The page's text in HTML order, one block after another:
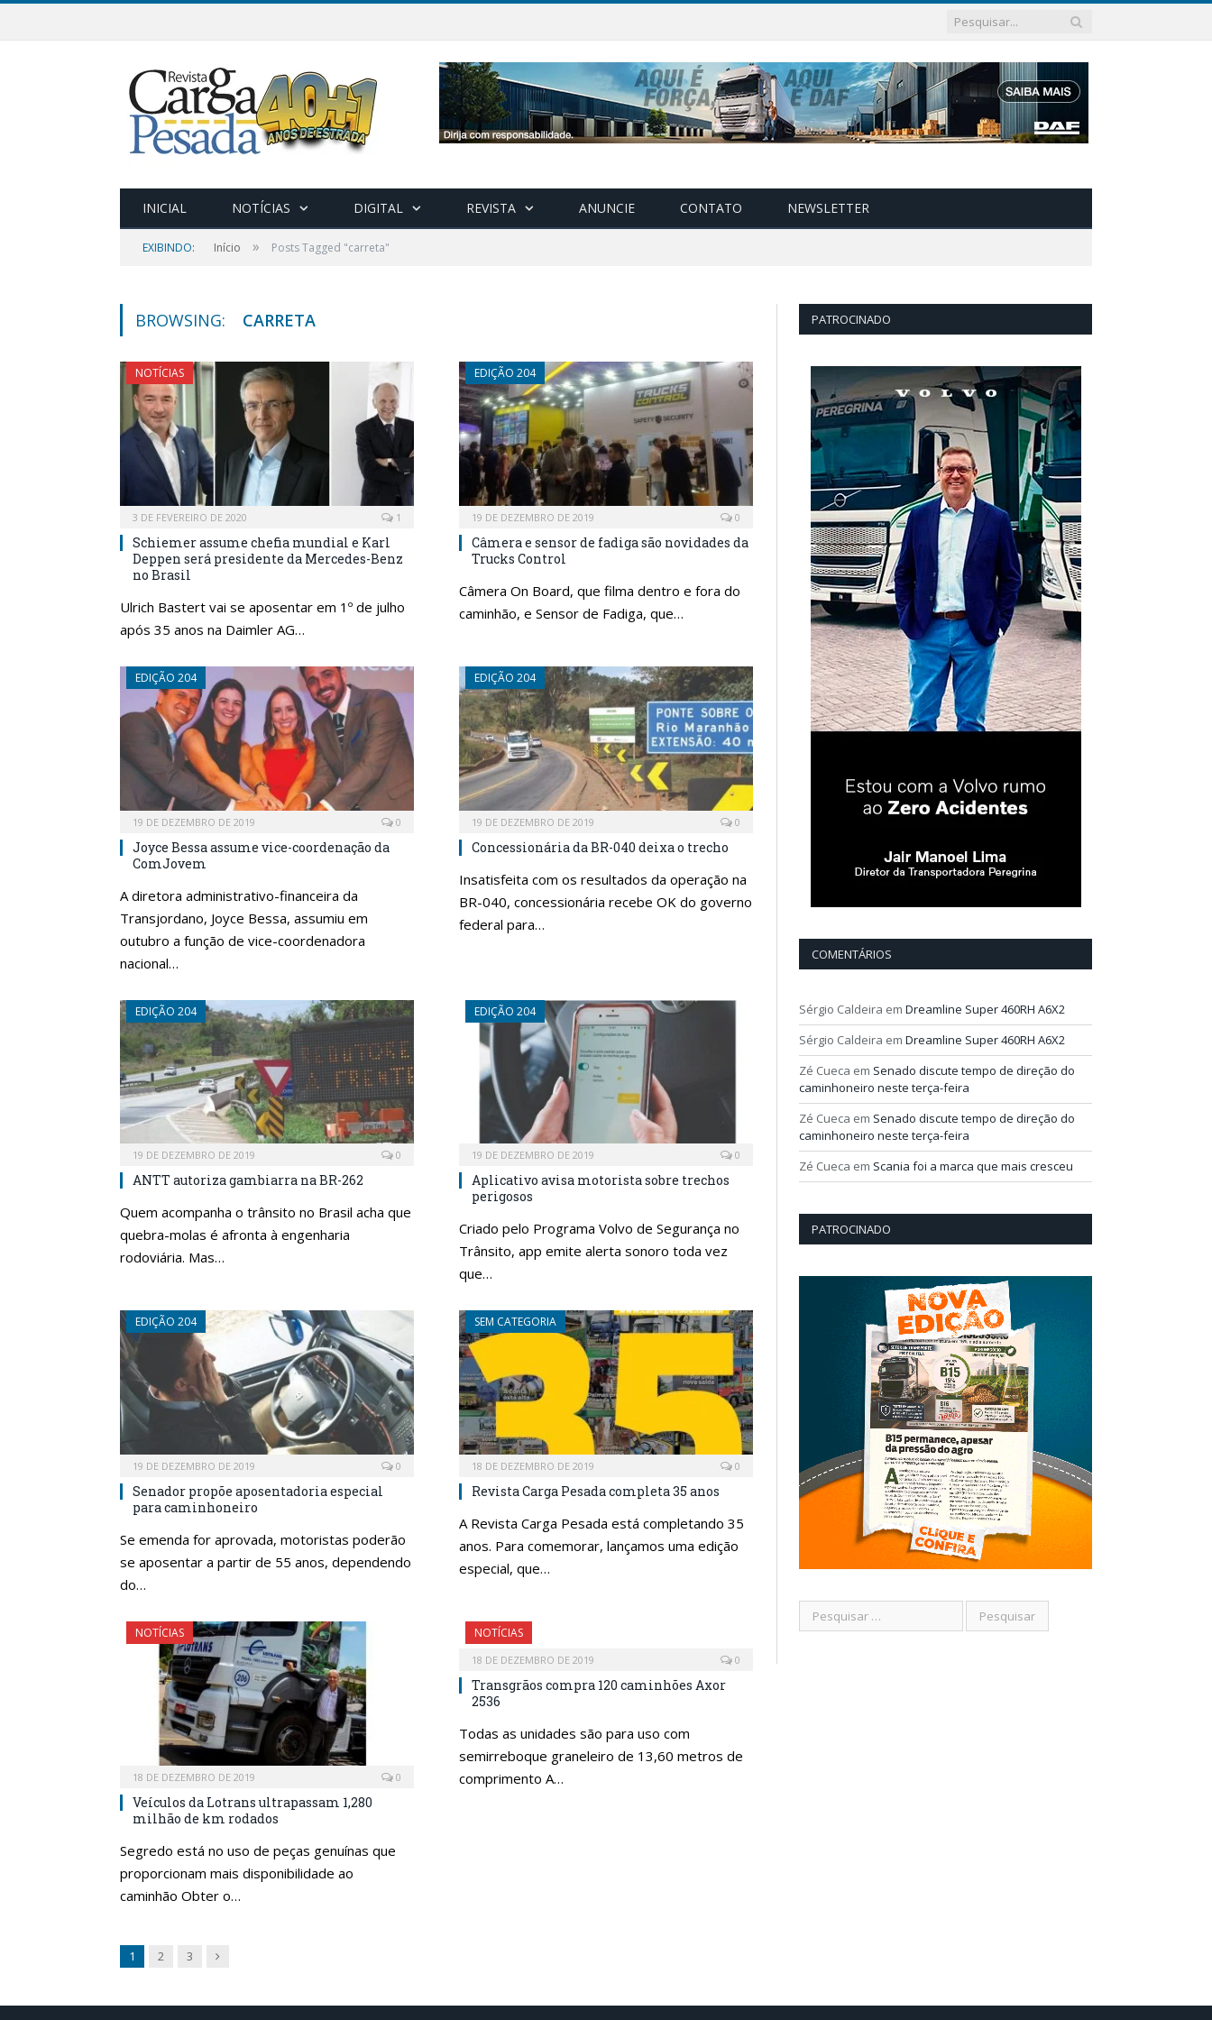
INICIAL NOTÍCIAS DIGITAL REVISTA ANUNCIE CONTATO NEWSLETTER
EXIBINDO: Início » Posts Tagged "carreta"
BROWSING: CARRETA
NOTÍCIAS
3 DE FEVEREIRO DE 2020 1
Schiemer assume chefia mundial e Karl
Deppen será presidente da Mercedes-Benz
no Brasil
Ulrich Bastert vai se aposentar em 1º de julho
após 35 anos na Daimler AG…
EDIÇÃO 204
19 DE DEZEMBRO DE 2019 0
Câmera e sensor de fadiga são novidades da
Trucks Control
Câmera On Board, que filma dentro e fora do
caminhão, e Sensor de Fadiga, que…
EDIÇÃO 204
19 DE DEZEMBRO DE 2019 0
Joyce Bessa assume vice-coordenação da
ComJovem
A diretora administrativo-financeira da
Transjordano, Joyce Bessa, assumiu em
outubro a função de vice-coordenadora
nacional…
EDIÇÃO 204
19 DE DEZEMBRO DE 2019 0
Concessionária da BR-040 deixa o trecho
Insatisfeita com os resultados da operação na
BR-040, concessionária recebe OK do governo
federal para…
EDIÇÃO 204
19 DE DEZEMBRO DE 2019 0
ANTT autoriza gambiarra na BR-262
Quem acompanha o trânsito no Brasil acha que
quebra-molas é afronta à engenharia
rodoviária. Mas…
EDIÇÃO 204
19 DE DEZEMBRO DE 2019 0
Aplicativo avisa motorista sobre trechos
perigosos
Criado pelo Programa Volvo de Segurança no
Trânsito, app emite alerta sonoro toda vez
que…
EDIÇÃO 204
19 DE DEZEMBRO DE 2019 0
Senador propõe aposentadoria especial
para caminhoneiro
Se emenda for aprovada, motoristas poderão
se aposentar a partir de 55 anos, dependendo
do…
SEM CATEGORIA
18 DE DEZEMBRO DE 2019 0
Revista Carga Pesada completa 35 anos
A Revista Carga Pesada está completando 35
anos. Para comemorar, lançamos uma edição
especial, que…
NOTÍCIAS
18 DE DEZEMBRO DE 2019 0
Veículos da Lotrans ultrapassam 1,280
milhão de km rodados
Segredo está no uso de peças genuínas que
proporcionam mais disponibilidade ao
caminhão Obter o…
NOTÍCIAS
18 DE DEZEMBRO DE 2019 0
Transgrãos compra 120 caminhões Axor
2536
Todas as unidades são para uso com
semirreboque graneleiro de 13,60 metros de
comprimento A…
1 2 3 Next
PATROCINADO
COMENTÁRIOS
Sérgio Caldeira em Dreamline Super 460RH A6X2
Sérgio Caldeira em Dreamline Super 460RH A6X2
Zé Cueca em Senado discute tempo de direção do
caminhoneiro neste terça-feira
Zé Cueca em Senado discute tempo de direção do
caminhoneiro neste terça-feira
Zé Cueca em Scania foi a marca que mais cresceu
PATROCINADO